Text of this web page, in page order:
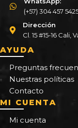
(+57) 304 457
Dirección
Cl. 15 #15-16 Cali,
AYUDA
Preguntas
Nuestras políticas
Contacto
MI CUENTA
Mi cuenta